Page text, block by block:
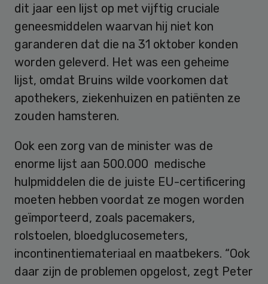
dit jaar een lijst op met vijftig cruciale
geneesmiddelen waarvan hij niet kon
garanderen dat die na 31 oktober konden
worden geleverd. Het was een geheime
lijst, omdat Bruins wilde voorkomen dat
apothekers, ziekenhuizen en patiënten ze
zouden hamsteren.
Ook een zorg van de minister was de
enorme lijst aan 500.000 medische
hulpmiddelen die de juiste EU-certificering
moeten hebben voordat ze mogen worden
geïmporteerd, zoals pacemakers,
rolstoelen, bloedglucosemeters,
incontinentiemateriaal en maatbekers. “Ook
daar zijn de problemen opgelost, zegt Peter